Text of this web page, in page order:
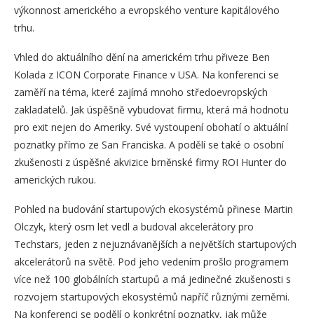
výkonnost amerického a evropského venture kapitálového
trhu.
Vhled do aktuálního dění na americkém trhu přiveze Ben
Kolada z ICON Corporate Finance v USA. Na konferenci se
zaměří na téma, které zajímá mnoho středoevropských
zakladatelů. Jak úspěšně vybudovat firmu, která má hodnotu
pro exit nejen do Ameriky. Své vystoupení obohatí o aktuální
poznatky přímo ze San Franciska. A podělí se také o osobní
zkušenosti z úspěšné akvizice brněnské firmy ROI Hunter do
amerických rukou.
Pohled na budování startupových ekosystémů přinese Martin
Olczyk, který osm let vedl a budoval akcelerátory pro
Techstars, jeden z nejuznávanějších a největších startupových
akcelerátorů na světě. Pod jeho vedením prošlo programem
více než 100 globálních startupů a má jedinečné zkušenosti s
rozvojem startupových ekosystémů napříč různými zeměmi.
Na konferenci se podělí o konkrétní poznatky, jak může